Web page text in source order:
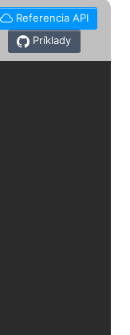
Referencia API
Príklady